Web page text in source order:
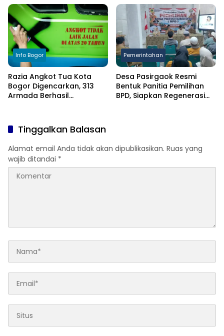
Info Bogor
Razia Angkot Tua Kota
Bogor Digencarkan, 313
Armada Berhasil
Pemerintahan
Desa Pasirgaok Resmi
Bentuk Panitia Pemilihan
BPD, Siapkan Regenerasi
Tinggalkan Balasan
Alamat email Anda tidak akan dipublikasikan. Ruas yang
wajib ditandai *